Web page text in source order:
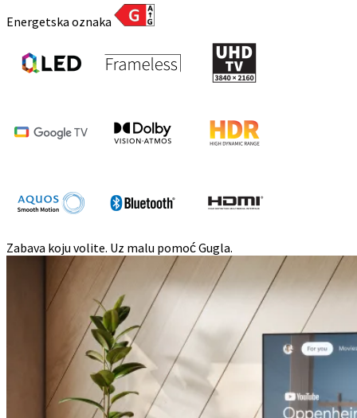
Energetska oznaka
Zabava koju volite. Uz malu pomoć Gugla.